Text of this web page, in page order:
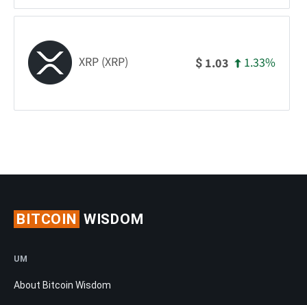
XRP (XRP) $ 1.03 1.33%
BITCOIN WISDOM
UM
About Bitcoin Wisdom